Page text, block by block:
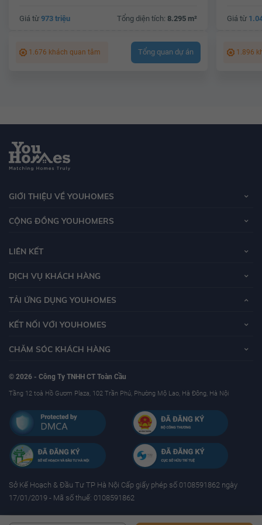
Giá từ 973 triệu Tổng diện tích: 8.295 m²
1.676 khách quan tâm Tổng quan dự án
Giá từ
1.896
GIỚI THIỆU VỀ YOUHOMES
CỘNG ĐỒNG YOUHOMERS
LIÊN KẾT
DỊCH VỤ KHÁCH HÀNG
TẢI ỨNG DỤNG YOUHOMES
KẾT NỐI VỚI YOUHOMES
CHĂM SÓC KHÁCH HÀNG
© 2026 - Công Ty TNHH CT Toàn Cầu
Tầng 12 toà Hồ Gươm Plaza, 102 Trần Phú, Phường Mộ Lao, Hà Đông, Hà Nội
Sở Kế Hoạch & Ðầu Tư TP Hà Nội Cấp giấy phép số 0108591862 ngày
17/01/2019 - Mã số thuế: 0108591862